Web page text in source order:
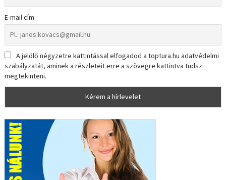
E-mail cím
A jelölő négyzetre kattintással elfogadod a toptura.hu adatvédelmi
szabályzatát, aminek a részleteit erre a szövegre kattintva tudsz
megtekinteni.